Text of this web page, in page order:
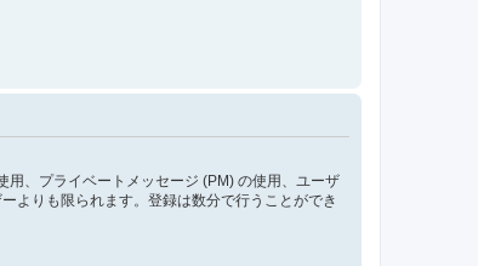
、プライベートメッセージ (PM) の使用、ユーザ
よりも限られます。登録は数分で行うことができ